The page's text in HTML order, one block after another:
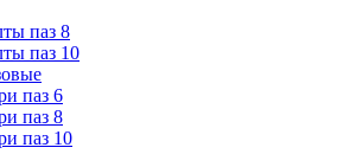
паз 8
паз 10
паз 6
паз 8
паз 10